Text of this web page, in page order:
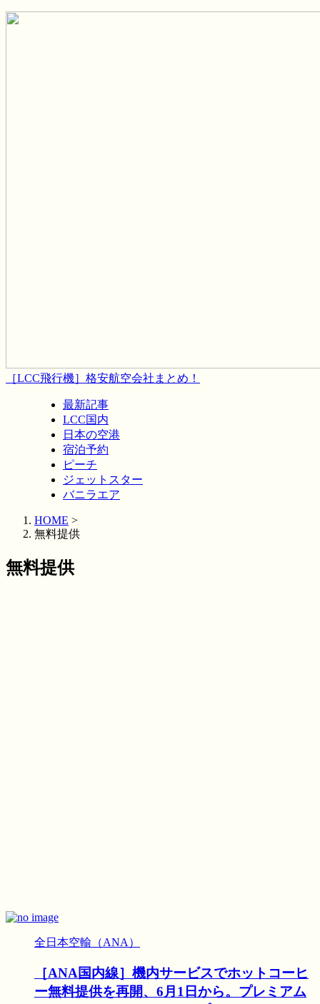
［LCC飛行機］格安航空会社まとめ！
最新記事
LCC国内
日本の空港
宿泊予約
ピーチ
ジェットスター
バニラエア
HOME >
無料提供
無料提供
全日本空輸（ANA）
［ANA国内線］機内サービスでホットコーヒ
ー無料提供を再開、6月1日から。プレミアム